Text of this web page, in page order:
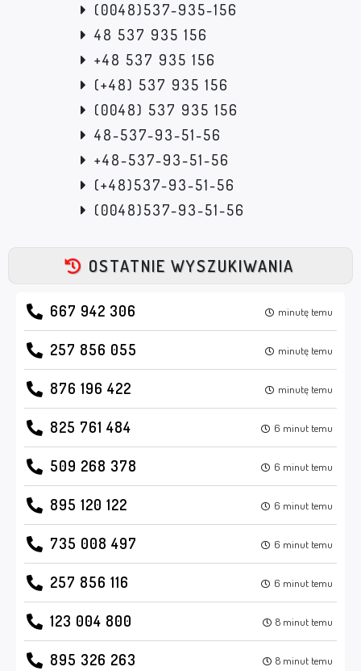
(0048)537-935-156
48 537 935 156
+48 537 935 156
(+48) 537 935 156
(0048) 537 935 156
48-537-93-51-56
+48-537-93-51-56
(+48)537-93-51-56
(0048)537-93-51-56
OSTATNIE WYSZUKIWANIA
667 942 306 minutę temu
257 856 055 minutę temu
876 196 422 minutę temu
825 761 484 6 minut temu
509 268 378 6 minut temu
895 120 122 6 minut temu
735 008 497 6 minut temu
257 856 116 6 minut temu
123 004 800 8 minut temu
895 326 263 8 minut temu